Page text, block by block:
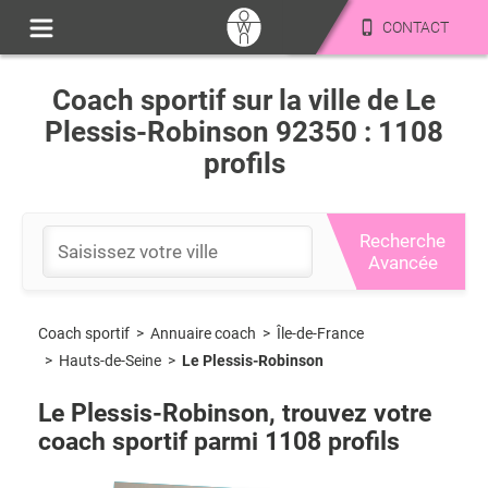
CONTACT
Coach sportif sur la ville de Le
Plessis-Robinson 92350 : 1108
profils
Recherche
Avancée
Coach sportif > Annuaire coach > Île-de-France
> Hauts-de-Seine > Le Plessis-Robinson
Le Plessis-Robinson, trouvez votre
coach sportif parmi 1108 profils